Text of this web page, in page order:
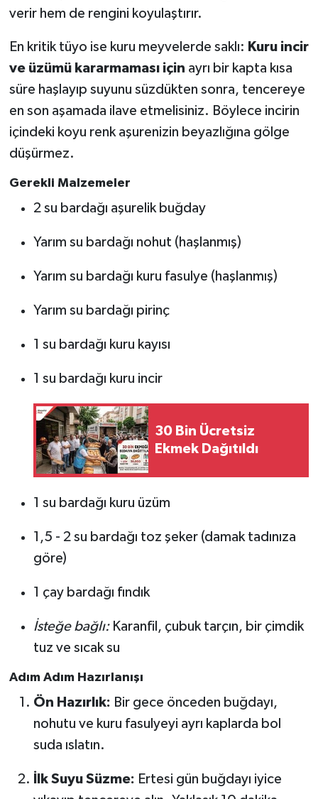
verir hem de rengini koyulaştırır.
En kritik tüyo ise kuru meyvelerde saklı: Kuru incir
ve üzümü kararmaması için ayrı bir kapta kısa
süre haşlayıp suyunu süzdükten sonra, tencereye
en son aşamada ilave etmelisiniz. Böylece incirin
içindeki koyu renk aşurenizin beyazlığına gölge
düşürmez.
Gerekli Malzemeler
2 su bardağı aşurelik buğday
Yarım su bardağı nohut (haşlanmış)
Yarım su bardağı kuru fasulye (haşlanmış)
Yarım su bardağı pirinç
1 su bardağı kuru kayısı
1 su bardağı kuru incir
30 Bin Ücretsiz
Ekmek Dağıtıldı
1 su bardağı kuru üzüm
1,5 - 2 su bardağı toz şeker (damak tadınıza
göre)
1 çay bardağı fındık
İsteğe bağlı:Karanfil, çubuk tarçın, bir çimdik
tuz ve sıcak su
Adım Adım Hazırlanışı
Ön Hazırlık: Bir gece önceden buğdayı,
nohutu ve kuru fasulyeyi ayrı kaplarda bol
suda ıslatın.
İlk Suyu Süzme: Ertesi gün buğdayı iyice